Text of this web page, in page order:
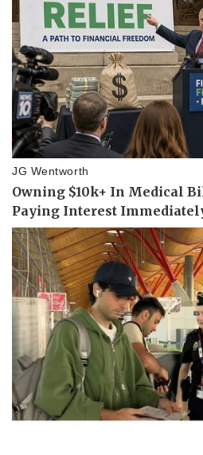
Thể thao
Bóng đá
Lịch thi đấu bóng đá
Thế giới thể thao
eSports
Hậu trường
Ô
Ô